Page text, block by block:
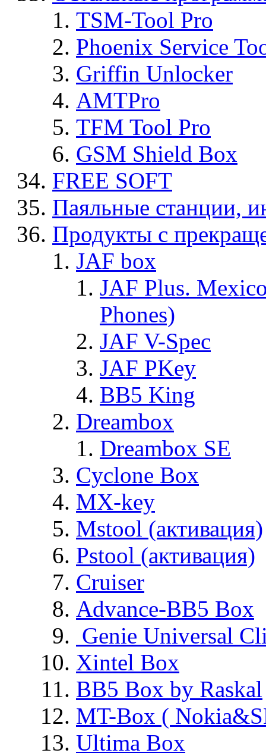
TSM-Tool Pro
Phoenix Service
Griffin Unlocker
AMTPro
TFM Tool Pro
GSM Shield Box
FREE SOFT
Паяльные станции,
Продукты с
JAF box
JAF Plus.
Phones)
JAF V-Spec
JAF PKey
BB5 King
Dreambox
Dreambox SE
Cyclone Box
MX-key
Mstool (активация)
Pstool (активация)
Cruiser
Advance-BB5 Box
Genie Universal
Xintel Box
BB5 Box by Raskal
MT-Box (
Ultima Box